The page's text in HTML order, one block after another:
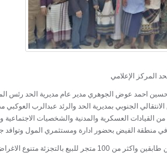
بيتي
مول
في
مغلقة
المركز الإعلامي
احمد عوض الجوهري مدير عام مديرية الحد رئس
الانتقالي الجنوبي بمديرية الحد والرئد عبدالرب
من القيادات العسكرية والمدنية والشخصيات
ويتكون المركز من طابقين واكثر من 100 متجر